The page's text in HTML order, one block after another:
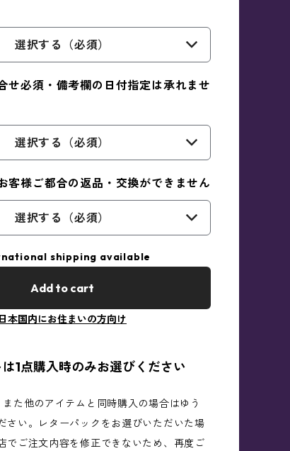
選択する（必須）
せ必須・備考欄の日付指定は承れませ
選択する（必須）
客様ご都合の返品・交換ができません
選択する（必須）
shipping available
Add to cart
日本国内にお住まいの方向け
1点購入時のみお選びください
た他のアイテムと同時購入の場合はゆう
さい。レターパックをお選びいただいた場
でご注文内容を修正できないため、再度ご